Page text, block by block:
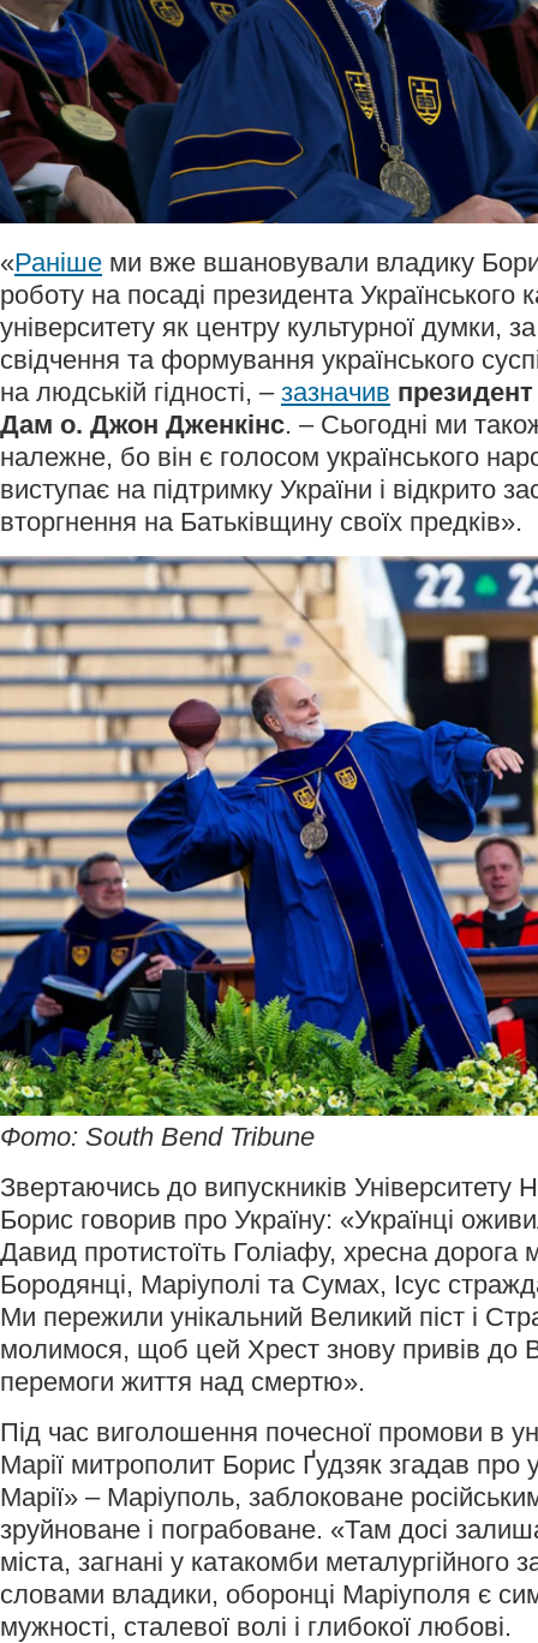
«Раніше ми вже вшановували владику
роботу на посаді президента Українського
університету як центру культурної думки,
свідчення та формування українського
на людській гідності, – зазначив
Дам о. Джон Дженкінс. – Сьогодні ми
належне, бо він є голосом українського
виступає на підтримку України і відкрито
вторгнення на Батьківщину своїх предків».
Фото: South Bend Tribune
Звертаючись до випускників Університету
Борис говорив про Україну: «Українці
Давид протистоїть Голіафу, хресна дорога
Бородянці, Маріуполі та Сумах, Ісус
Ми пережили унікальний Великий піст і
молимося, щоб цей Хрест знову привів до
перемоги життя над смертю».
Під час виголошення почесної промови в
Марії митрополит Борис Ґудзяк згадав про
Марії» – Маріуполь, заблоковане
зруйноване і пограбоване. «Там досі
міста, загнані у катакомби металургійного
словами владики, оборонці Маріуполя є
мужності, сталевої волі і глибокої любові.